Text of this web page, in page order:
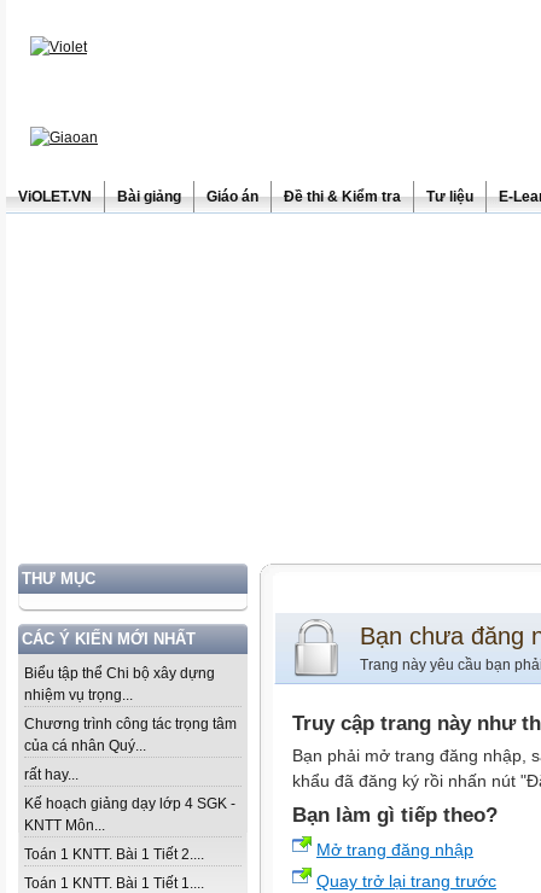
ViOLET.VN Bài giảng Giáo án Đề thi & Kiểm tra Tư liệu E-
THƯ MỤC
CÁC Ý KIẾN MỚI NHẤT
Biểu tập thể Chi bộ xây dựng
nhiệm vụ trọng...
Chương trình công tác trọng tâm
của cá nhân Quý...
rất hay...
Kế hoạch giảng dạy lớp 4 SGK -
KNTT Môn...
Toán 1 KNTT. Bài 1 Tiết 2....
Toán 1 KNTT. Bài 1 Tiết 1....
Bạn chưa đăng
Trang này yêu cầu bạn
Truy cập trang này như
Bạn phải mở trang đăng nhập,
khẩu đã đăng ký rồi nhấn nút
Bạn làm gì tiếp theo?
Mở trang đăng nhập
Quay trở lại trang trước